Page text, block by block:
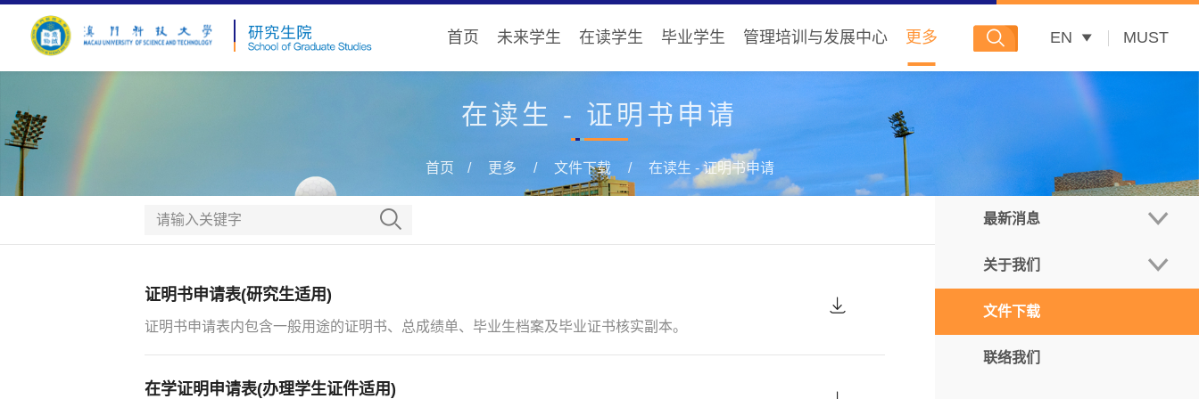
首页 未来学生 在读学生 毕业学生 管理培训与发展中心 更多 EN MUST
在读生 - 证明书申请
首页 更多 文件下载 在读生 - 证明书申请
证明书申请表(研究生适用)
证明书申请表内包含一般用途的证明书、总成绩单、毕业生档案及毕业证书核实副本。
在学证明申请表(办理学生证件适用)
最新消息
拟入读生
在读学生
科研聚焦
关于我们
关于本院
院长献辞
文件下载
联络我们